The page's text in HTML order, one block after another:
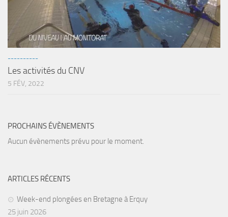
Sorties 2016
Sorties 2015
Sorties 2014
BIO SUB
Environnement et Biologie Sub
AUDIOVISUEL
Photo
Peinture
NAGE
NAP / NEV
----------
Les activités du CNV
5 FÉV, 2022
PROCHAINS ÉVÈNEMENTS
Aucun évènements prévu pour le moment.
ARTICLES RÉCENTS
Week-end plongées en Bretagne à Erquy
25 juin 2026